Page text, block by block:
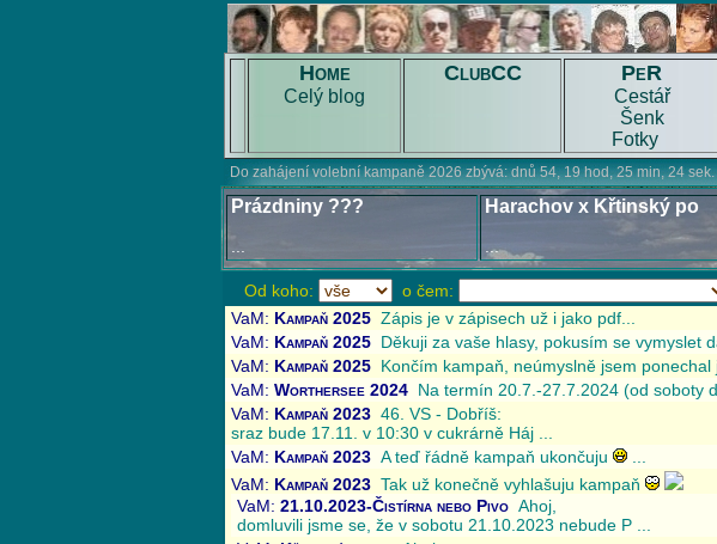
Home
Celý blog
ClubCC PeR
Cestář
Šenk
Fotky
Prázdniny ??? Harachov x Křtinský po
...